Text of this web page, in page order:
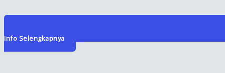
Info Selengkapnya